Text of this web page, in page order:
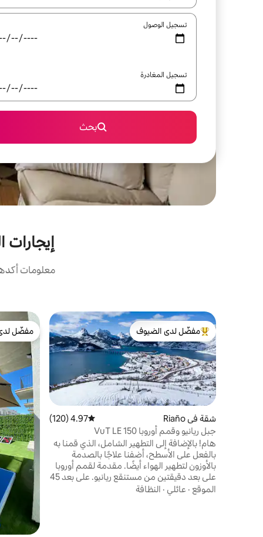
تسجيل الوصول
تسجيل المغادرة
بحث
معلومات
من أبرز البيوت المفضّلة لدى الضيوف
مفضّل لدى الضيوف
شقة في Riaño متوسط التقييم 4.97 من 5، 120 مراجعات
4.97 (120)
جبل ريانيو وقمم أوروبا VuT LE 150
هام! بالإضافة إلى التطهير الشامل، الذي قمنا به
بالفعل على الأسطح، أضفنا علاجًا بالصدمة
بالأوزون لتطهير الهواء أيضًا. مقدمة لقمم أوروبا
على بعد دقيقتين من مستنقع ريانيو. على بعد 45
دقيقة من منتجع التزلج سان إيسيدرو على بعد
20 دقيقة من منتجع سان غلوريو للتزلج على بعد
الموقع · عائلي · النظافة
مفضّل
مفضّل